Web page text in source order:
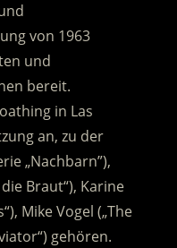
von 1963
und
bereit.
in Las
an, zu der
„Nachbarn”),
Braut“), Karine
Mike Vogel („The
gehören.